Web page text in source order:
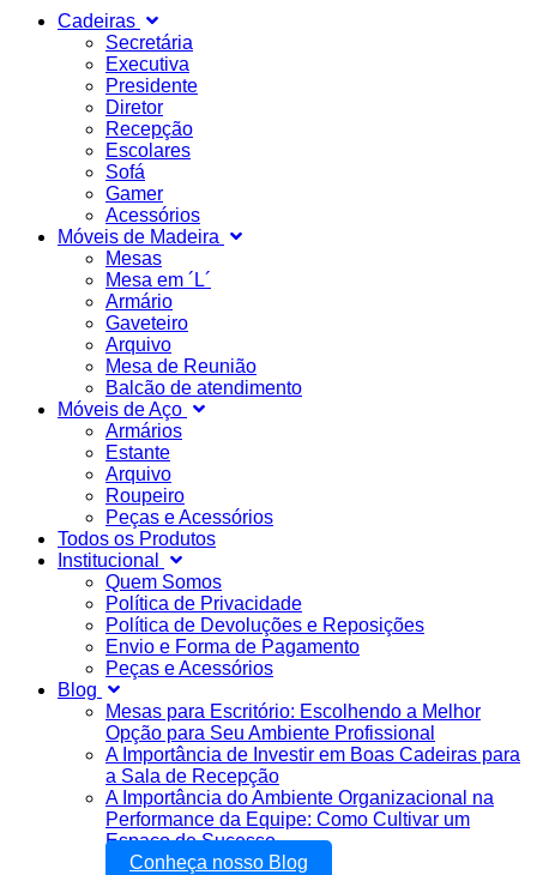
Cadeiras
Secretária
Executiva
Presidente
Diretor
Recepção
Escolares
Sofá
Gamer
Acessórios
Móveis de Madeira
Mesas
Mesa em ´L´
Armário
Gaveteiro
Arquivo
Mesa de Reunião
Balcão de atendimento
Móveis de Aço
Armários
Estante
Arquivo
Roupeiro
Peças e Acessórios
Todos os Produtos
Institucional
Quem Somos
Política de Privacidade
Política de Devoluções e Reposições
Envio e Forma de Pagamento
Peças e Acessórios
Blog
Mesas para Escritório: Escolhendo a Melhor
Opção para Seu Ambiente Profissional
A Importância de Investir em Boas Cadeiras para
a Sala de Recepção
A Importância do Ambiente Organizacional na
Performance da Equipe: Como Cultivar um
Espaço de Sucesso
Conheça nosso Blog